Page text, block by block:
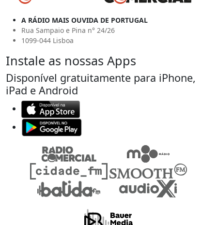
A RÁDIO MAIS OUVIDA DE PORTUGAL
Rua Sampaio e Pina n° 24/26
1099-044 Lisboa
Instale as nossas Apps
Disponível gratuitamente para iPhone,
iPad e Android